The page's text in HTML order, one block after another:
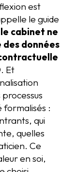
est
le guide
le cabinet ne
données
. Et
formalisés :
qui
quelles
Ce
en soi,